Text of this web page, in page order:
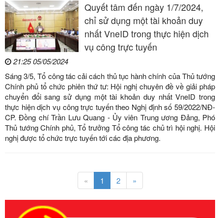
Quyết tâm đến ngày 1/7/2024,
chỉ sử dụng một tài khoản duy
nhất VneID trong thực hiện dịch
vụ công trực tuyến
21:25 05/05/2024
Sáng 3/5, Tổ công tác cải cách thủ tục hành chính của Thủ tướng
Chính phủ tổ chức phiên thứ tư: Hội nghị chuyên đề về giải pháp
chuyển đổi sang sử dụng một tài khoản duy nhất VneID trong
thực hiện dịch vụ công trực tuyến theo Nghị định số 59/2022/NĐ-
CP. Đồng chí Trần Lưu Quang - Ủy viên Trung ương Đảng, Phó
Thủ tướng Chính phủ, Tổ trưởng Tổ công tác chủ trì hội nghị. Hội
nghị được tổ chức trực tuyến tới các địa phương.
« 1 2 »